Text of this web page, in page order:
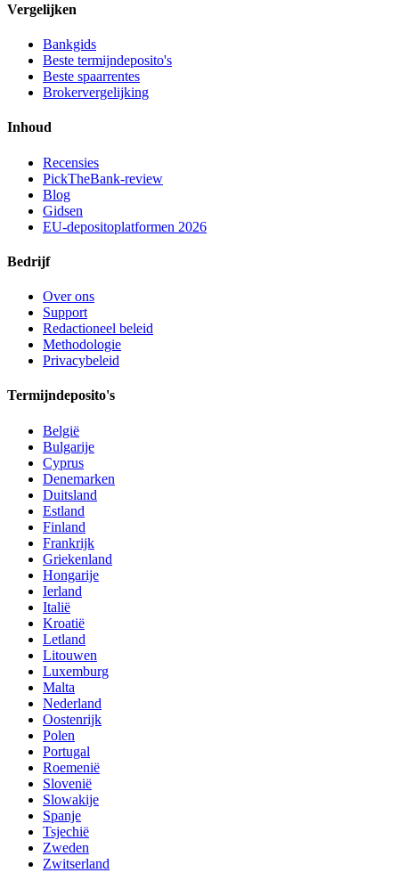
Vergelijken
Bankgids
Beste termijndeposito's
Beste spaarrentes
Brokervergelijking
Inhoud
Recensies
PickTheBank-review
Blog
Gidsen
EU-depositoplatformen 2026
Bedrijf
Over ons
Support
Redactioneel beleid
Methodologie
Privacybeleid
Termijndeposito's
België
Bulgarije
Cyprus
Denemarken
Duitsland
Estland
Finland
Frankrijk
Griekenland
Hongarije
Ierland
Italië
Kroatië
Letland
Litouwen
Luxemburg
Malta
Nederland
Oostenrijk
Polen
Portugal
Roemenië
Slovenië
Slowakije
Spanje
Tsjechië
Zweden
Zwitserland